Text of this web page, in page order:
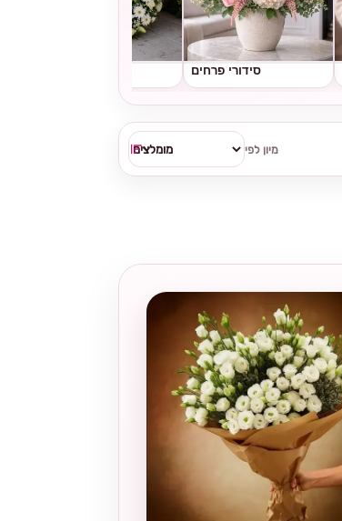
סידורי פרחים
מיון לפי